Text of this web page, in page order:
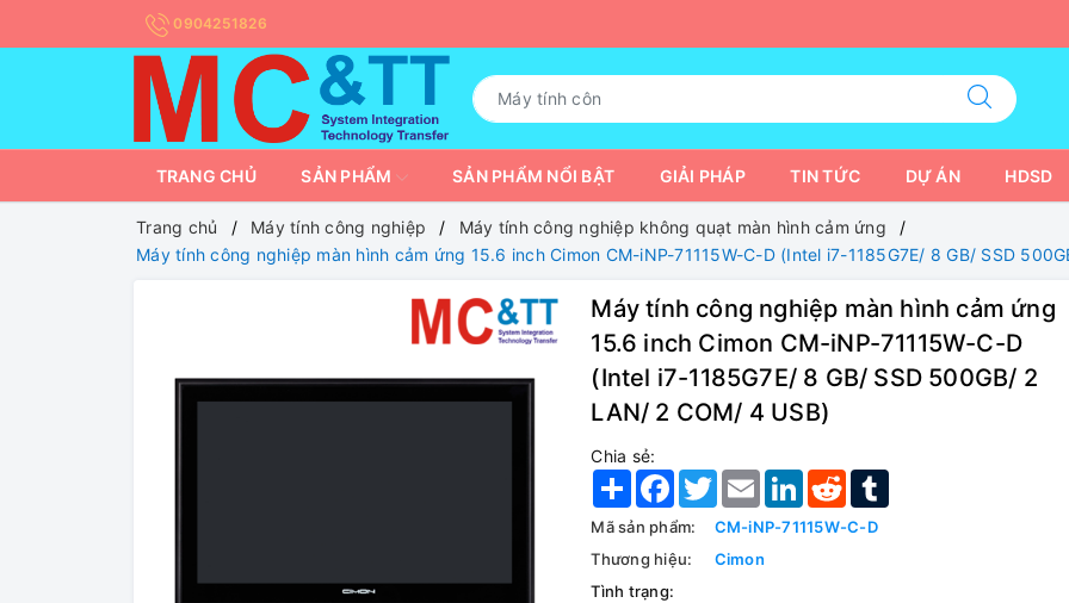
0904251826
TRANG CHỦ SẢN PHẨM SẢN PHẨM NỔI BẬT GIẢI PHÁP TIN TỨC DỰ ÁN HDSD
Trang chủ Máy tính công nghiệp
Máy tính công nghiệp không quạt màn hình cảm ứng
Máy tính công nghiệp màn hình cảm ứng 15.6 inch Cimon CM-iNP-71115W-C-D (Intel i7-1185G7E/ 8 GB/ SSD
Máy tính công nghiệp màn hình cảm ứng
15.6 inch Cimon CM-iNP-71115W-C-D
(Intel i7-1185G7E/ 8 GB/ SSD 500GB/ 2
LAN/ 2 COM/ 4 USB)
Chia sẻ:
Share Facebook
TwitterEmail LinkedIn
Reddit
Mã sản phẩm:
CM-iNP-71115W-C-D
Thương hiệu:
Cimon
Tình trạng: